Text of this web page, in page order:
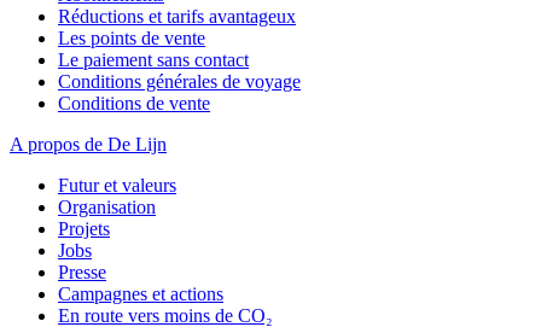
Réductions et tarifs avantageux
Les points de vente
Le paiement sans contact
Conditions générales de voyage
Conditions de vente
A propos de De Lijn
Futur et valeurs
Organisation
Projets
Jobs
Presse
Campagnes et actions
En route vers moins de CO₂